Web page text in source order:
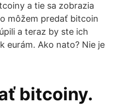
a tie sa zobrazia
môžem predať bitcoin
a teraz by ste ich
eurám. Ako nato? Nie je
bitcoiny.